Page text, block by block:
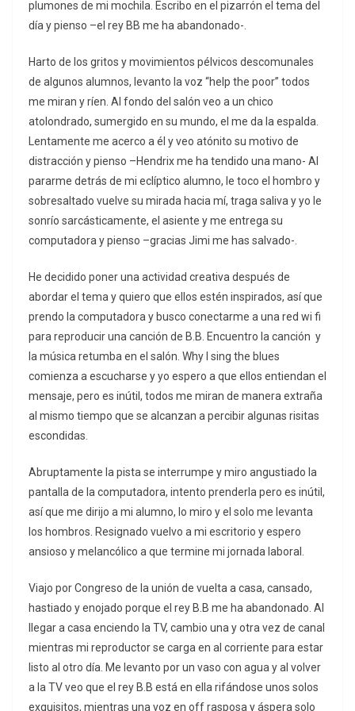
plumones de mi mochila. Escribo en el pizarrón el tema del
día y pienso –el rey BB me ha abandonado-.
Harto de los gritos y movimientos pélvicos descomunales
de algunos alumnos, levanto la voz “help the poor” todos
me miran y ríen. Al fondo del salón veo a un chico
atolondrado, sumergido en su mundo, el me da la espalda.
Lentamente me acerco a él y veo atónito su motivo de
distracción y pienso –Hendrix me ha tendido una mano- Al
pararme detrás de mi eclíptico alumno, le toco el hombro y
sobresaltado vuelve su mirada hacia mí, traga saliva y yo le
sonrío sarcásticamente, el asiente y me entrega su
computadora y pienso –gracias Jimi me has salvado-.
He decidido poner una actividad creativa después de
abordar el tema y quiero que ellos estén inspirados, así que
prendo la computadora y busco conectarme a una red wi fi
para reproducir una canción de B.B. Encuentro la canción y
la música retumba en el salón. Why I sing the blues
comienza a escucharse y yo espero a que ellos entiendan el
mensaje, pero es inútil, todos me miran de manera extraña
al mismo tiempo que se alcanzan a percibir algunas risitas
escondidas.
Abruptamente la pista se interrumpe y miro angustiado la
pantalla de la computadora, intento prenderla pero es inútil,
así que me dirijo a mi alumno, lo miro y el solo me levanta
los hombros. Resignado vuelvo a mi escritorio y espero
ansioso y melancólico a que termine mi jornada laboral.
Viajo por Congreso de la unión de vuelta a casa, cansado,
hastiado y enojado porque el rey B.B me ha abandonado. Al
llegar a casa enciendo la TV, cambio una y otra vez de canal
mientras mi reproductor se carga en al corriente para estar
listo al otro día. Me levanto por un vaso con agua y al volver
a la TV veo que el rey B.B está en ella rifándose unos solos
exquisitos, mientras una voz en off rasposa y áspera solo